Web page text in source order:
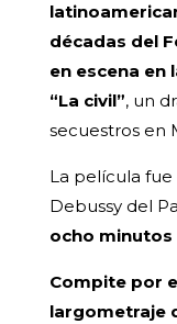
décadas del
en escena en
“La civil”, un
secuestros en
La película fue
Debussy del
ocho minutos
Compite por
largometraje